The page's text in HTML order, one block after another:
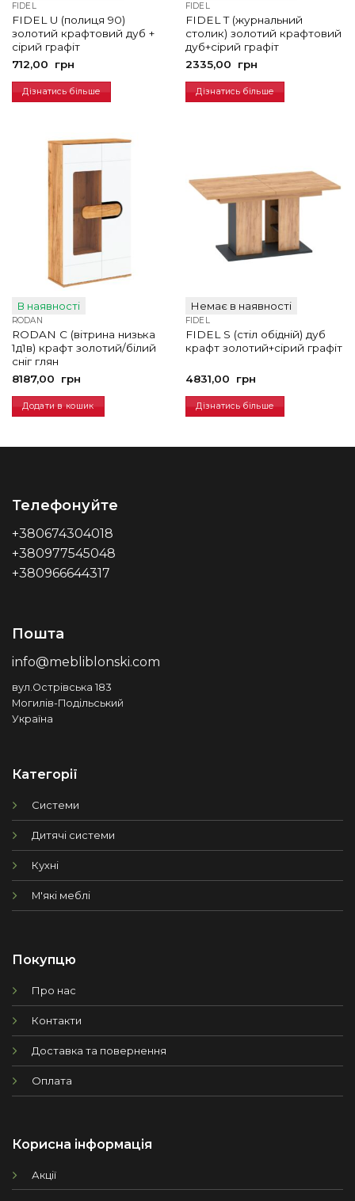
FIDEL
FIDEL U (полиця 90)
золотий крафтовий дуб +
сірий графіт
712,00
грн
Дізнатись більше
FIDEL
FIDEL T (журнальний
столик) золотий крафтовий
дуб+сірий графіт
2335,00
грн
Дізнатись більше
В наявності
RODAN
RODAN C (вітрина низька
1д1в) крафт золотий/білий
сніг глян
8187,00
грн
Додати в кошик
Немає в наявності
FIDEL
FIDEL S (стіл обідній) дуб
крафт золотий+сірий графіт
4831,00 грн
Дізнатись більше
Телефонуйте
+380674304018
+380977545048
+380966644317
Пошта
info@mebliblonski.com
вул.Острівська 183
Могилів-Подільський
Україна
Категорії
Системи
Дитячі системи
Кухні
М'які меблі
Покупцю
Про нас
Контакти
Доставка та повернення
Оплата
Корисна інформація
Акції